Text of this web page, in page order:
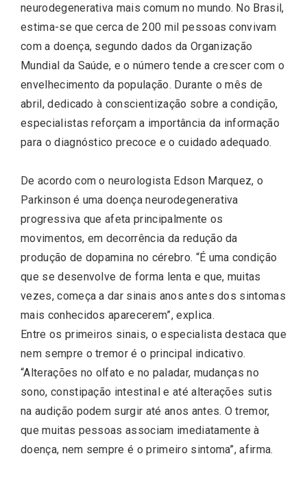
neurodegenerativa mais comum no mundo. No Brasil,
estima-se que cerca de 200 mil pessoas convivam
com a doença, segundo dados da Organização
Mundial da Saúde, e o número tende a crescer com o
envelhecimento da população. Durante o mês de
abril, dedicado à conscientização sobre a condição,
especialistas reforçam a importância da informação
para o diagnóstico precoce e o cuidado adequado.
De acordo com o neurologista Edson Marquez, o
Parkinson é uma doença neurodegenerativa
progressiva que afeta principalmente os
movimentos, em decorrência da redução da
produção de dopamina no cérebro. “É uma condição
que se desenvolve de forma lenta e que, muitas
vezes, começa a dar sinais anos antes dos sintomas
mais conhecidos aparecerem”, explica.
Entre os primeiros sinais, o especialista destaca que
nem sempre o tremor é o principal indicativo.
“Alterações no olfato e no paladar, mudanças no
sono, constipação intestinal e até alterações sutis
na audição podem surgir até anos antes. O tremor,
que muitas pessoas associam imediatamente à
doença, nem sempre é o primeiro sintoma”, afirma.